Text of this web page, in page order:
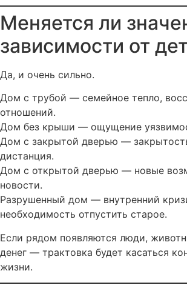
Меняется ли
зависимости от
Да, и очень сильно.
Дом с трубой — семейное тепло,
отношений.
Дом без крыши — ощущение
Дом с закрытой дверью —
дистанция.
Дом с открытой дверью — новые
новости.
Разрушенный дом — внутренний
необходимость отпустить старое.
Если рядом появляются люди,
денег — трактовка будет касаться
жизни.